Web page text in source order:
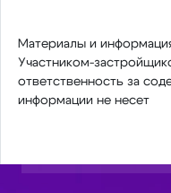
Материалы и
Участником-
ответственность за
информации не несет